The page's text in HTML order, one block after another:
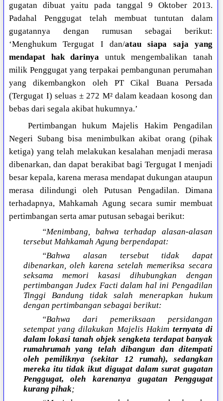
gugatan dibuat yaitu pada tanggal 9 Oktober 2013.
Padahal Penggugat telah membuat tuntutan dalam
gugatannya dengan rumusan sebagai berikut:
‘Menghukum Tergugat I dan/atau siapa saja yang
mendapat hak darinya untuk mengembalikan tanah
milik Penggugat yang terpakai pembangunan perumahan
yang dikembangkon oleh PT Cikal Buana Persada
(Tergugat I) seluas ± 272 M² dalam keadaan kosong dan
bebas dari segala akibat hukumnya.’
Pertimbangan hukum Majelis Hakim Pengadilan
Negeri Subang bisa menimbulkan akibat orang (pihak
ketiga) yang telah melakukan kesalahan menjadi merasa
dibenarkan, dan dapat berakibat bagi Tergugat I menjadi
besar kepala, karena merasa mendapat dukungan ataupun
merasa dilindungi oleh Putusan Pengadilan. Dimana
terhadapnya, Mahkamah Agung secara sumir membuat
pertimbangan serta amar putusan sebagai berikut:
“Menimbang, bahwa terhadap alasan-alasan
tersebut Mahkamah Agung berpendapat:
“Bahwa alasan tersebut tidak dapat
dibenarkan, oleh karena setelah memeriksa secara
seksama memori kasasi dihubungkan dengan
pertimbangan Judex Facti dalam hal ini Pengadilan
Tinggi Bandung tidak salah menerapkan hukum
dengan pertimbangan sebagai berikut:
“Bahwa dari pemeriksaan persidangan
setempat yang dilakukan Majelis Hakim ternyata di
dalam lokasi tanah objek sengketa terdapat banyak
rumahrumah yang telah dibangun dan ditempati
oleh pemiliknya (sekitar 12 rumah), sedangkan
mereka itu tidak ikut digugat dalam surat gugatan
Penggugat, oleh karenanya gugatan Penggugat
kurang pihak;